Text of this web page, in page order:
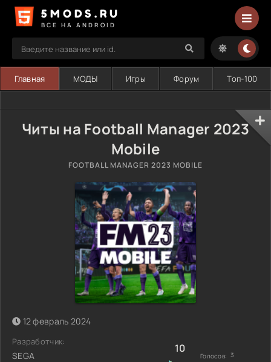
5MODS.RU
ВСЕ НА ANDROID
Главная МОДЫ Игры Форум Топ-100
Читы на Football Manager 2023
Mobile
FOOTBALL MANAGER 2023 MOBILE
12 февраль 2024
Разработчик:
SEGA
10
Голосов: 3